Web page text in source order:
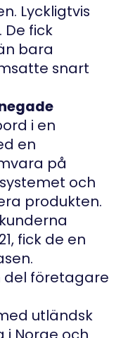
Lyckligtvis
fick
bara
snart
i en
en
på
och
produkten.
fick de en
del företagare
utländsk